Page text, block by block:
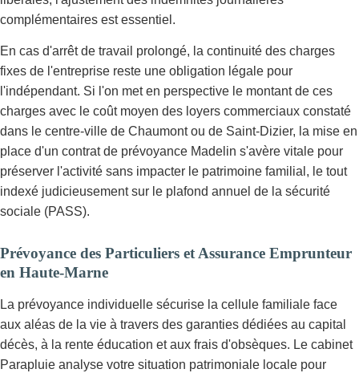
complémentaires est essentiel.
En cas d'arrêt de travail prolongé, la continuité des charges
fixes de l'entreprise reste une obligation légale pour
l'indépendant. Si l'on met en perspective le montant de ces
charges avec le coût moyen des loyers commerciaux constaté
dans le centre-ville de Chaumont ou de Saint-Dizier, la mise en
place d'un contrat de prévoyance Madelin s'avère vitale pour
préserver l'activité sans impacter le patrimoine familial, le tout
indexé judicieusement sur le plafond annuel de la sécurité
sociale (PASS).
Prévoyance des Particuliers et Assurance Emprunteur
en Haute-Marne
La prévoyance individuelle sécurise la cellule familiale face
aux aléas de la vie à travers des garanties dédiées au capital
décès, à la rente éducation et aux frais d'obsèques. Le cabinet
Parapluie analyse votre situation patrimoniale locale pour